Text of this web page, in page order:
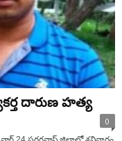
దారుణ హ‌త్య‌
0